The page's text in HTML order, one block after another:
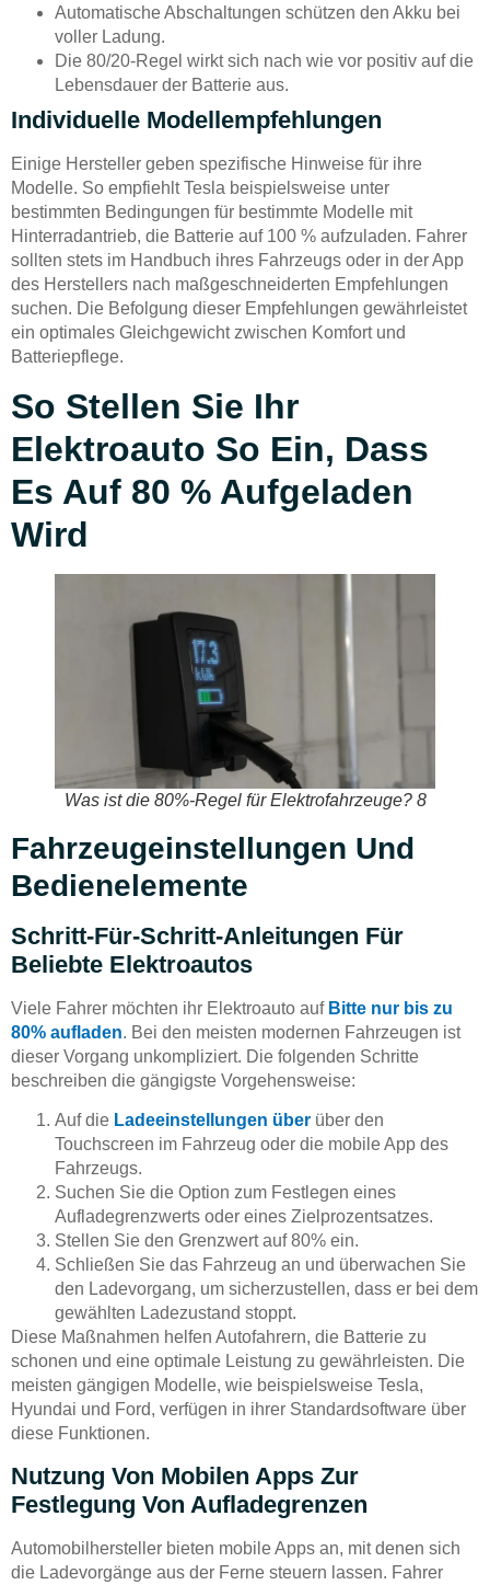
Automatische Abschaltungen schützen den Akku bei
voller Ladung.
Die 80/20-Regel wirkt sich nach wie vor positiv auf die
Lebensdauer der Batterie aus.
Individuelle Modellempfehlungen
Einige Hersteller geben spezifische Hinweise für ihre
Modelle. So empfiehlt Tesla beispielsweise unter
bestimmten Bedingungen für bestimmte Modelle mit
Hinterradantrieb, die Batterie auf 100 % aufzuladen. Fahrer
sollten stets im Handbuch ihres Fahrzeugs oder in der App
des Herstellers nach maßgeschneiderten Empfehlungen
suchen. Die Befolgung dieser Empfehlungen gewährleistet
ein optimales Gleichgewicht zwischen Komfort und
Batteriepflege.
So Stellen Sie Ihr
Elektroauto So Ein, Dass
Es Auf 80 % Aufgeladen
Wird
Was ist die 80%-Regel für Elektrofahrzeuge? 8
Fahrzeugeinstellungen Und
Bedienelemente
Schritt-Für-Schritt-Anleitungen Für
Beliebte Elektroautos
Viele Fahrer möchten ihr Elektroauto auf Bitte nur bis zu
80% aufladen. Bei den meisten modernen Fahrzeugen ist
dieser Vorgang unkompliziert. Die folgenden Schritte
beschreiben die gängigste Vorgehensweise:
Auf die Ladeeinstellungen über über den
Touchscreen im Fahrzeug oder die mobile App des
Fahrzeugs.
Suchen Sie die Option zum Festlegen eines
Aufladegrenzwerts oder eines Zielprozentsatzes.
Stellen Sie den Grenzwert auf 80% ein.
Schließen Sie das Fahrzeug an und überwachen Sie
den Ladevorgang, um sicherzustellen, dass er bei dem
gewählten Ladezustand stoppt.
Diese Maßnahmen helfen Autofahrern, die Batterie zu
schonen und eine optimale Leistung zu gewährleisten. Die
meisten gängigen Modelle, wie beispielsweise Tesla,
Hyundai und Ford, verfügen in ihrer Standardsoftware über
diese Funktionen.
Nutzung Von Mobilen Apps Zur
Festlegung Von Aufladegrenzen
Automobilhersteller bieten mobile Apps an, mit denen sich
die Ladevorgänge aus der Ferne steuern lassen. Fahrer